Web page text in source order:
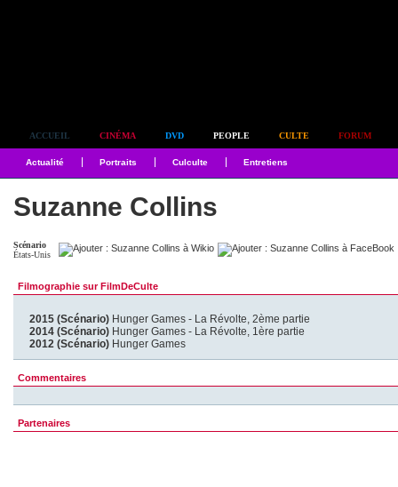
ACCUEIL CINÉMA DVD PEOPLE CULTE FORUM
Actualité Portraits Culculte Entretiens
Suzanne Collins
Scénario
États-Unis
Filmographie sur FilmDeCulte
2015 (Scénario) Hunger Games - La Révolte, 2ème partie
2014 (Scénario) Hunger Games - La Révolte, 1ère partie
2012 (Scénario) Hunger Games
Commentaires
Partenaires